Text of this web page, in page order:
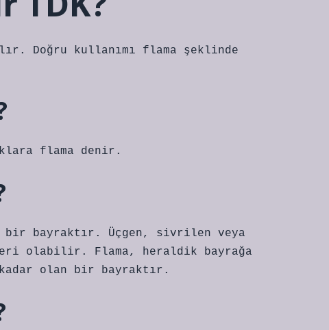
Doğru kullanımı flama şeklinde
flama denir.
bir bayraktır. Üçgen, sivrilen veya
olabilir. Flama, heraldik bayrağa
olan bir bayraktır.